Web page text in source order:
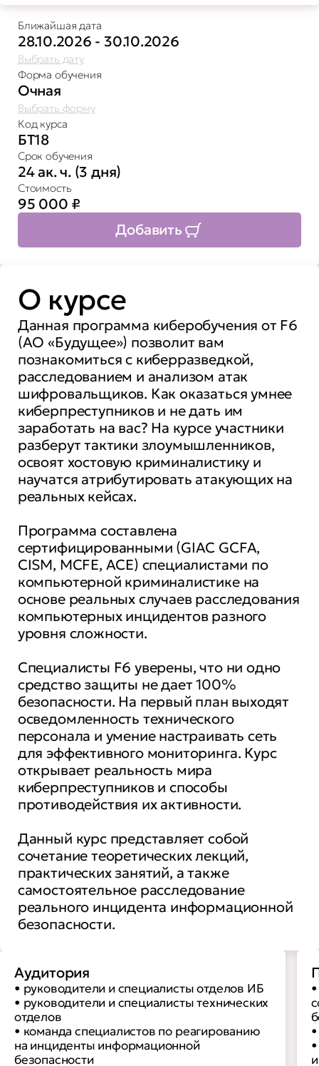
Ближайшая дата
28.10.2026 - 30.10.2026
Выбрать дату
Форма обучения
Очная
Выбрать форму
Код курса
БТ18
Срок обучения
24 ак. ч. (3 дня)
Стоимость
95 000 ₽
Добавить
О курсе
Данная программа киберобучения от F6
(АО «Будущее») позволит вам
познакомиться с киберразведкой,
расследованием и анализом атак
шифровальщиков. Как оказаться умнее
киберпреступников и не дать им
заработать на вас? На курсе участники
разберут тактики злоумышленников,
освоят хостовую криминалистику и
научатся атрибутировать атакующих на
реальных кейсах.
Программа составлена
сертифицированными (GIAC GCFA,
CISM, MCFE, ACE) специалистами по
компьютерной криминалистике на
основе реальных случаев расследования
компьютерных инцидентов разного
уровня сложности.
Специалисты F6 уверены, что ни одно
средство защиты не дает 100%
безопасности. На первый план выходят
осведомленность технического
персонала и умение настраивать сеть
для эффективного мониторинга. Курс
открывает реальность мира
киберпреступников и способы
противодействия их активности.
Данный курс представляет собой
сочетание теоретических лекций,
практических занятий, а также
самостоятельное расследование
реального инцидента информационной
безопасности.
Аудитория
• руководители и специалисты отделов ИБ
• руководители и специалисты технических
отделов
• команда специалистов по реагированию
на инциденты информационной
безопасности